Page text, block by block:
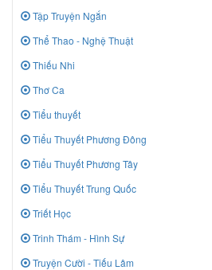
Tập Truyện Ngắn
Thể Thao - Nghệ Thuật
Thiếu Nhi
Thơ Ca
Tiểu thuyết
Tiểu Thuyết Phương Đông
Tiểu Thuyết Phương Tây
Tiểu Thuyết Trung Quốc
Triết Học
Trinh Thám - Hình Sự
Truyện Cười - Tiếu Lâm